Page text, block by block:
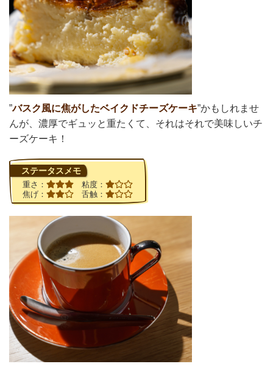
”バスク風に焦がしたベイクドチーズケーキ”かもしれませ
んが、濃厚でギュッと重たくて、それはそれで美味しいチ
ーズケーキ！
ステータスメモ
重さ：
粘度：
焦げ：
舌触：